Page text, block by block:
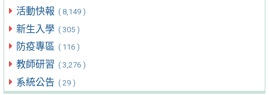
活動快報 ( 8,149 )
新生入學 ( 305 )
防疫專區 ( 116 )
教師研習 ( 3,276 )
系統公告 ( 29 )